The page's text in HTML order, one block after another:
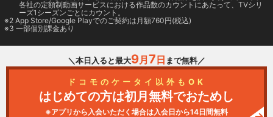
各社の定額制動画サービスにおける作品数のカウントにあたって、TVシリ
ーズ1シーズンごとにカウント。
2 App Store/Google Playでのご契約は月額760円(税込)
3 一部個別課金あり
＼本日入ると最大9月 7 日 まで無料／
ドコモのケータイ以外もOK
はじめての方は初月無料でおためし
※アプリから入会いただく場合は入会日から14日間無料